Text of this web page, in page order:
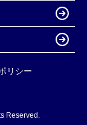
リシー
Reserved.